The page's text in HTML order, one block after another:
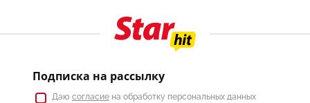
Подписка на рассылку
Даю согласие на обработку персональных данных